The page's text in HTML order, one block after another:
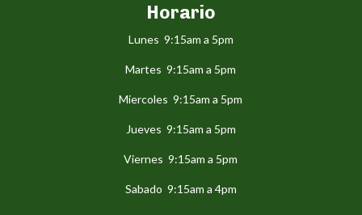
Horario
Lunes 9:15am a 5pm
Martes 9:15am a 5pm
Miercoles 9:15am a 5pm
Jueves 9:15am a 5pm
Viernes 9:15am a 5pm
Sabado 9:15am a 4pm